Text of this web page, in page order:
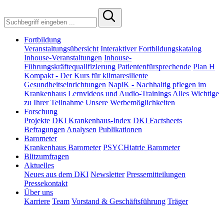
Fortbildung
Veranstaltungsübersicht Interaktiver Fortbildungskatalog
Inhouse-Veranstaltungen Inhouse-
Führungskräftequalifizierung Patientenfürsprechende Plan H
Kompakt - Der Kurs für klimaresiliente
Gesundheitseinrichtungen NapiK - Nachhaltig pflegen im
Krankenhaus Lernvideos und Audio-Trainings Alles Wichtige
zu Ihrer Teilnahme Unsere Werbemöglichkeiten
Forschung
Projekte DKI Krankenhaus-Index DKI Factsheets
Befragungen Analysen Publikationen
Barometer
Krankenhaus Barometer PSYCHiatrie Barometer
Blitzumfragen
Aktuelles
Neues aus dem DKI Newsletter Pressemitteilungen
Pressekontakt
Über uns
Karriere Team Vorstand & Geschäftsführung Träger